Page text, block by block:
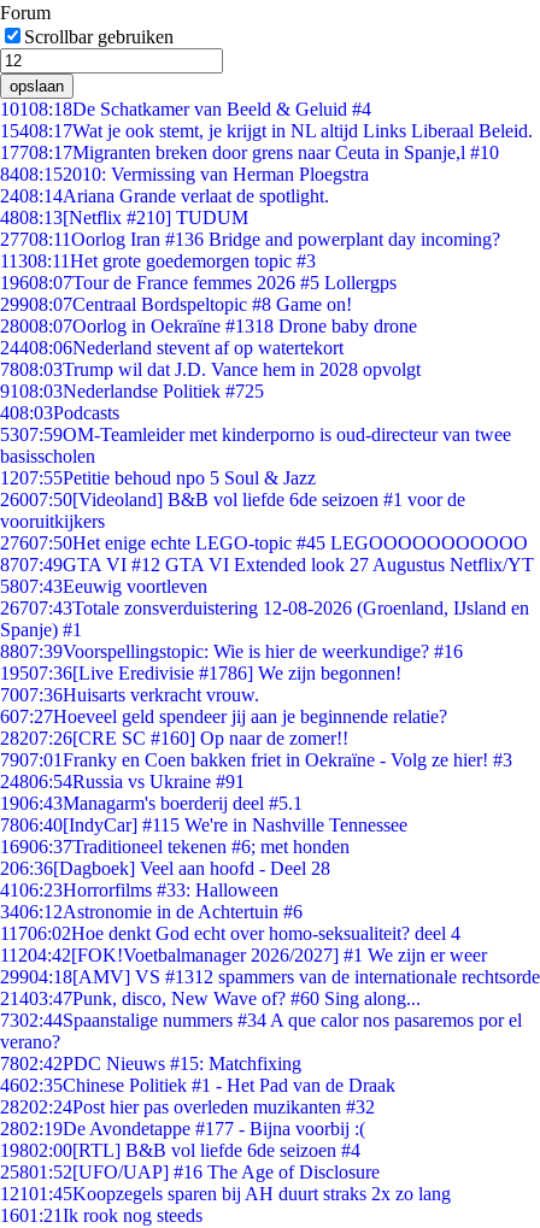
Forum
Scrollbar gebruiken
opslaan
10108:18De Schatkamer van Beeld & Geluid #4
15408:17Wat je ook stemt, je krijgt in NL altijd Links Liberaal Beleid.
17708:17Migranten breken door grens naar Ceuta in Spanje,l #10
8408:152010: Vermissing van Herman Ploegstra
2408:14Ariana Grande verlaat de spotlight.
4808:13[Netflix #210] TUDUM
27708:11Oorlog Iran #136 Bridge and powerplant day incoming?
11308:11Het grote goedemorgen topic #3
19608:07Tour de France femmes 2026 #5 Lollergps
29908:07Centraal Bordspeltopic #8 Game on!
28008:07Oorlog in Oekraïne #1318 Drone baby drone
24408:06Nederland stevent af op watertekort
7808:03Trump wil dat J.D. Vance hem in 2028 opvolgt
9108:03Nederlandse Politiek #725
408:03Podcasts
5307:59OM-Teamleider met kinderporno is oud-directeur van twee
basisscholen
1207:55Petitie behoud npo 5 Soul & Jazz
26007:50[Videoland] B&B vol liefde 6de seizoen #1 voor de
vooruitkijkers
27607:50Het enige echte LEGO-topic #45 LEGOOOOOOOOOOO
8707:49GTA VI #12 GTA VI Extended look 27 Augustus Netflix/YT
5807:43Eeuwig voortleven
26707:43Totale zonsverduistering 12-08-2026 (Groenland, IJsland en
Spanje) #1
8807:39Voorspellingstopic: Wie is hier de weerkundige? #16
19507:36[Live Eredivisie #1786] We zijn begonnen!
7007:36Huisarts verkracht vrouw.
607:27Hoeveel geld spendeer jij aan je beginnende relatie?
28207:26[CRE SC #160] Op naar de zomer!!
7907:01Franky en Coen bakken friet in Oekraïne - Volg ze hier! #3
24806:54Russia vs Ukraine #91
1906:43Managarm's boerderij deel #5.1
7806:40[IndyCar] #115 We're in Nashville Tennessee
16906:37Traditioneel tekenen #6; met honden
206:36[Dagboek] Veel aan hoofd - Deel 28
4106:23Horrorfilms #33: Halloween
3406:12Astronomie in de Achtertuin #6
11706:02Hoe denkt God echt over homo-seksualiteit? deel 4
11204:42[FOK!Voetbalmanager 2026/2027] #1 We zijn er weer
29904:18[AMV] VS #1312 spammers van de internationale rechtsorde
21403:47Punk, disco, New Wave of? #60 Sing along...
7302:44Spaanstalige nummers #34 A que calor nos pasaremos por el
verano?
7802:42PDC Nieuws #15: Matchfixing
4602:35Chinese Politiek #1 - Het Pad van de Draak
28202:24Post hier pas overleden muzikanten #32
2802:19De Avondetappe #177 - Bijna voorbij :(
19802:00[RTL] B&B vol liefde 6de seizoen #4
25801:52[UFO/UAP] #16 The Age of Disclosure
12101:45Koopzegels sparen bij AH duurt straks 2x zo lang
1601:21Ik rook nog steeds